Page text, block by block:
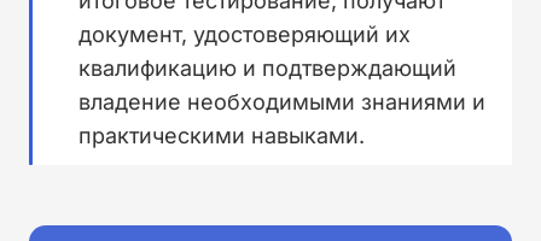
документ, удостоверяющий их
квалификацию и подтверждающий
владение необходимыми знаниями и
практическими навыками.